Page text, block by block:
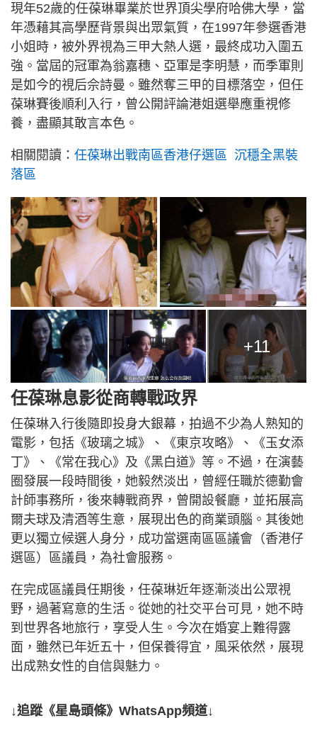
現年52歲的任葆琳畢業於世界頂尖學府哈佛大學，當
年憑藉其高學歷背景與出眾氣質，在1997年參選香港
小姐時，被外界視為三甲大熱人選，最終成功入圍五
強。當屆的冠軍為翁嘉穗、亞軍是李明慧，而季軍則
是如今的視后佘詩曼。雖然奪三甲的目標落空，但任
葆琳賽後順利入行，曾公開評論港姐選舉應重視修
養，盡顯其敢言本色。
相關閱讀： 任葆琳出戰南區香港仔選區 沉穩全黑裝
落區
+11
任葆琳息影從商轉戰政界
任葆琳入行後隨即投身大銀幕，拍過不少為人熟知的
電影，包括《玻璃之城》、《東京攻略》、《玉女添
丁》、《常在我心》及《黑白道》等。不過，在演藝
圈發展一段時間後，她毅然淡出，曾經任職於德勤會
計師事務所，後來轉戰商界，曾開設餐廳，並拓展高
爾夫球及清酒等生意，展現出色的商業頭腦。其後她
更以獨立候選人身分，成功當選南區區議會（香港仔
選區）區議員，為社會服務。
在完成區議員任期後，任葆琳近年逐漸淡出公眾視
野，過著寫意的生活。從她的社交平台可見，她不時
到世界各地旅行，享受人生。今次在婚宴上難得露
面，雖然已年近五十，但保養得宜，風采依然，展現
出成熟女性的自信與魅力。
↓追蹤《星島頭條》WhatsApp頻道↓